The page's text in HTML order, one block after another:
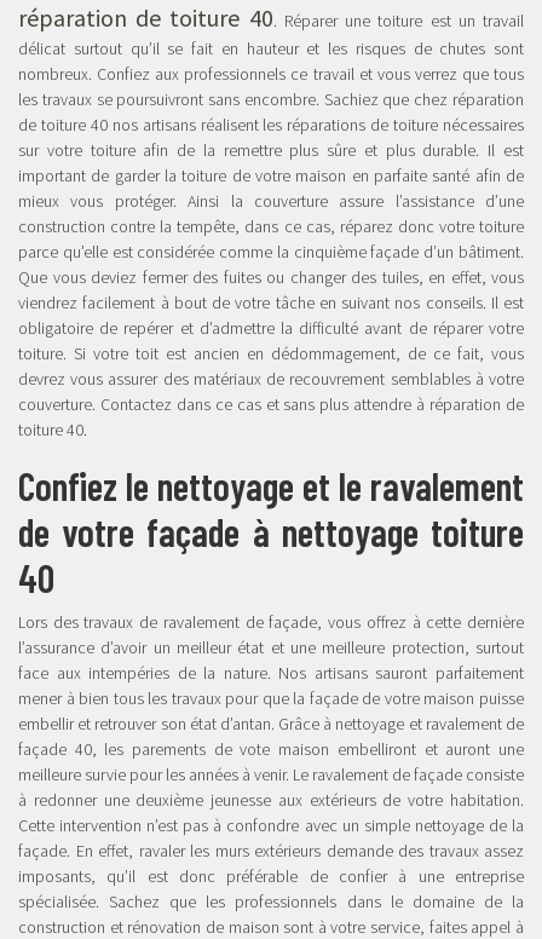
réparation de toiture 40. Réparer une toiture est un travail
délicat surtout qu’il se fait en hauteur et les risques de chutes sont
nombreux. Confiez aux professionnels ce travail et vous verrez que tous
les travaux se poursuivront sans encombre. Sachiez que chez réparation
de toiture 40 nos artisans réalisent les réparations de toiture nécessaires
sur votre toiture afin de la remettre plus sûre et plus durable. Il est
important de garder la toiture de votre maison en parfaite santé afin de
mieux vous protéger. Ainsi la couverture assure l’assistance d’une
construction contre la tempête, dans ce cas, réparez donc votre toiture
parce qu’elle est considérée comme la cinquième façade d’un bâtiment.
Que vous deviez fermer des fuites ou changer des tuiles, en effet, vous
viendrez facilement à bout de votre tâche en suivant nos conseils. Il est
obligatoire de repérer et d’admettre la difficulté avant de réparer votre
toiture. Si votre toit est ancien en dédommagement, de ce fait, vous
devrez vous assurer des matériaux de recouvrement semblables à votre
couverture. Contactez dans ce cas et sans plus attendre à réparation de
toiture 40.
Confiez le nettoyage et le ravalement
de votre façade à nettoyage toiture
40
Lors des travaux de ravalement de façade, vous offrez à cette dernière
l’assurance d’avoir un meilleur état et une meilleure protection, surtout
face aux intempéries de la nature. Nos artisans sauront parfaitement
mener à bien tous les travaux pour que la façade de votre maison puisse
embellir et retrouver son état d’antan. Grâce à nettoyage et ravalement de
façade 40, les parements de vote maison embelliront et auront une
meilleure survie pour les années à venir. Le ravalement de façade consiste
à redonner une deuxième jeunesse aux extérieurs de votre habitation.
Cette intervention n’est pas à confondre avec un simple nettoyage de la
façade. En effet, ravaler les murs extérieurs demande des travaux assez
imposants, qu’il est donc préférable de confier à une entreprise
spécialisée. Sachez que les professionnels dans le domaine de la
construction et rénovation de maison sont à votre service, faites appel à